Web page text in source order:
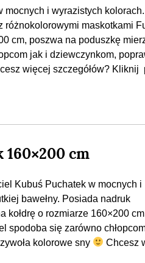
i wyrazistych
różnokolorowymi maskotkami
cm, poszwa na poduszkę
jak i dziewczynkom,
więcej szczegółów? Kliknij
160×200 cm
Kubuś Puchatek w mocnych i
bawełny. Posiada nadruk
kołdrę o rozmiarze 160×200
spodoba się zarówno
kolorowe sny
Chcesz